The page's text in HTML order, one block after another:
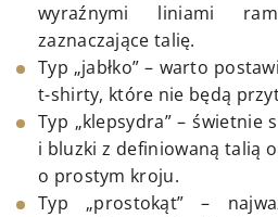
wyraźnymi liniami
zaznaczające talię.
Typ „jabłko” – warto
t-shirty, które nie będą
Typ „klepsydra” – świetnie
i bluzki z definiowaną talią
o prostym kroju.
Typ „prostokąt” –